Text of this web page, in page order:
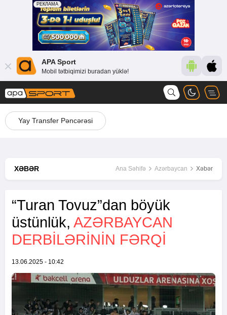
APA Sport
Mobil tətbiqimizi buradan yüklə!
Yay Transfer Pəncərəsi
XƏBƏR Ana Səhifə Azərbaycan Xəbər
“Turan Tovuz”dan böyük
üstünlük, AZƏRBAYCAN
DERBILƏRININ FƏRQI
13.06.2025 - 10:42